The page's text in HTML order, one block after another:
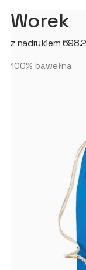
Worek
z nadrukiem
100% bawełna